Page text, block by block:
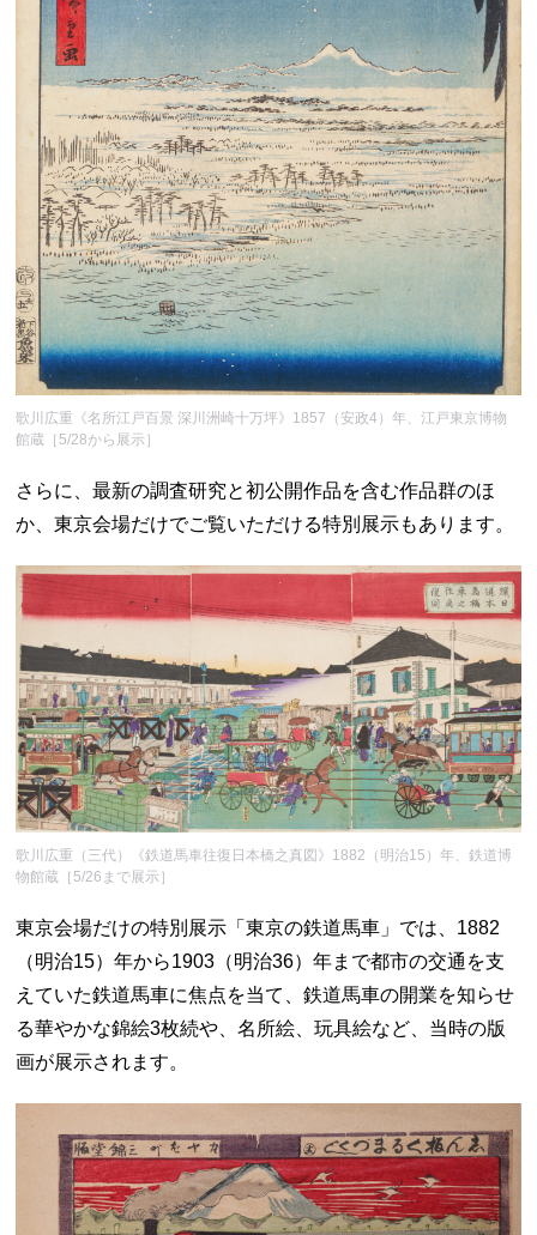
歌川広重《名所江戸百景 深川洲崎十万坪》1857（安政4）年、江戸東京博物
館蔵［5/28から展示］
さらに、最新の調査研究と初公開作品を含む作品群のほ
か、東京会場だけでご覧いただける特別展示もあります。
歌川広重（三代）《鉄道馬車往復日本橋之真図》1882（明治15）年、鉄道博
物館蔵［5/26まで展示］
東京会場だけの特別展示「東京の鉄道馬車」では、1882
（明治15）年から1903（明治36）年まで都市の交通を支
えていた鉄道馬車に焦点を当て、鉄道馬車の開業を知らせ
る華やかな錦絵3枚続や、名所絵、玩具絵など、当時の版
画が展示されます。